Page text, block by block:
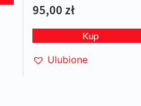
95,00 zł
Kup
Ulubione